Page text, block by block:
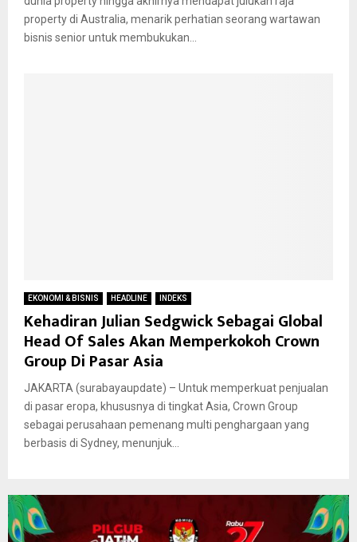
property di Australia, menarik perhatian seorang wartawan
bisnis senior untuk membukukan...
EKONOMI & BISNIS HEADLINE INDEKS
Kehadiran Julian Sedgwick Sebagai Global
Head Of Sales Akan Memperkokoh Crown
Group Di Pasar Asia
JAKARTA (surabayaupdate) – Untuk memperkuat penjualan
di pasar eropa, khususnya di tingkat Asia, Crown Group
sebagai perusahaan pemenang multi penghargaan yang
berbasis di Sydney, menunjuk...